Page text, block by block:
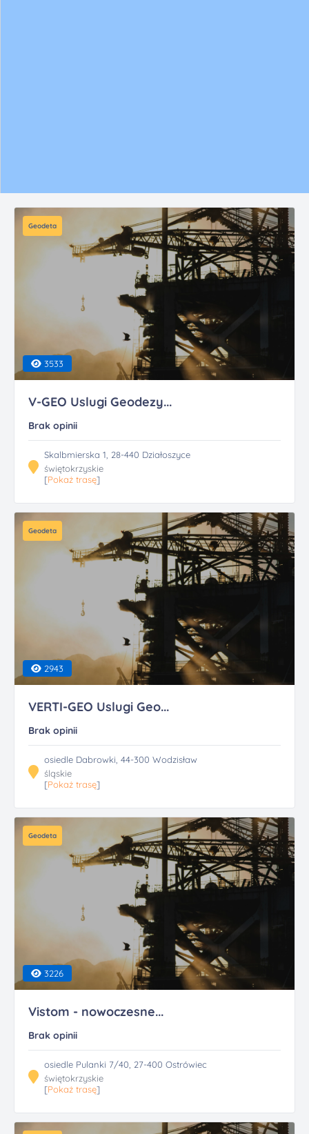
Geodeta
3533
V-GEO Uslugi Geodezy...
Brak opinii
Skalbmierska 1, 28-440 Działoszyce
świętokrzyskie
[Pokaż trasę]
Geodeta
2943
VERTI-GEO Uslugi Geo...
Brak opinii
osiedle Dabrowki, 44-300 Wodzisław
śląskie
[Pokaż trasę]
Geodeta
3226
Vistom - nowoczesne...
Brak opinii
osiedle Pulanki 7/40, 27-400 Ostrówiec
świętokrzyskie
[Pokaż trasę]